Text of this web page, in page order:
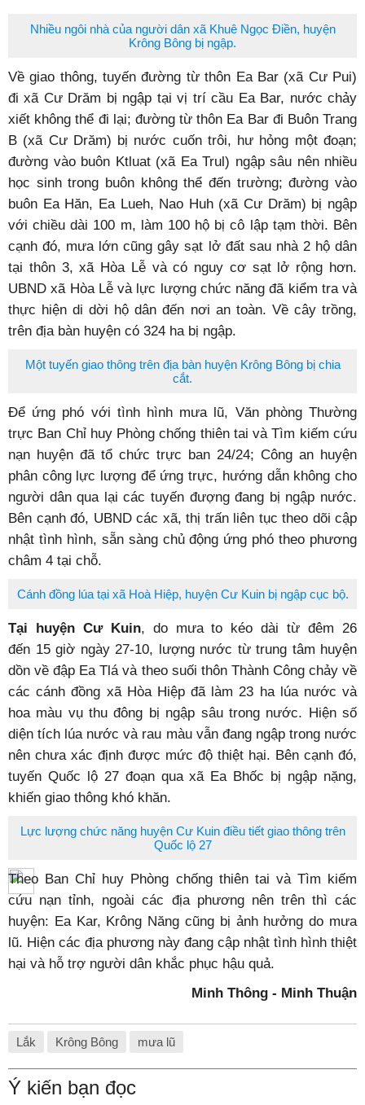
Nhiều ngôi nhà của người dân xã Khuê Ngọc Điền, huyện
Krông Bông bị ngập.
Về giao thông, tuyến đường từ thôn Ea Bar (xã Cư Pui)
đi xã Cư Drăm bị ngập tại vị trí cầu Ea Bar, nước chảy
xiết không thể đi lại; đường từ thôn Ea Bar đi Buôn Trang
B (xã Cư Drăm) bị nước cuốn trôi, hư hỏng một đoạn;
đường vào buôn Ktluat (xã Ea Trul) ngập sâu nên nhiều
học sinh trong buôn không thể đến trường; đường vào
buôn Ea Hăn, Ea Lueh, Nao Huh (xã Cư Drăm) bị ngập
với chiều dài 100 m, làm 100 hộ bị cô lập tạm thời. Bên
cạnh đó, mưa lớn cũng gây sạt lở đất sau nhà 2 hộ dân
tại thôn 3, xã Hòa Lễ và có nguy cơ sạt lở rộng hơn.
UBND xã Hòa Lễ và lực lượng chức năng đã kiểm tra và
thực hiện di dời hộ dân đến nơi an toàn. Về cây trồng,
trên địa bàn huyện có 324 ha bị ngập.
Một tuyến giao thông trên địa bàn huyện Krông Bông bị chia
cắt.
Để ứng phó với tình hình mưa lũ, Văn phòng Thường
trực Ban Chỉ huy Phòng chống thiên tai và Tìm kiếm cứu
nạn huyện đã tổ chức trực ban 24/24; Công an huyện
phân công lực lượng để ứng trực, hướng dẫn không cho
người dân qua lại các tuyến đượng đang bị ngập nước.
Bên cạnh đó, UBND các xã, thị trấn liên tục theo dõi cập
nhật tình hình, sẵn sàng chủ động ứng phó theo phương
châm 4 tại chỗ.
Cánh đồng lúa tại xã Hoà Hiệp, huyện Cư Kuin bị ngập cục bộ.
Tại huyện Cư Kuin, do mưa to kéo dài từ đêm 26
đến 15 giờ ngày 27-10, lượng nước từ trung tâm huyện
dồn về đập Ea Tlá và theo suối thôn Thành Công chảy về
các cánh đồng xã Hòa Hiệp đã làm 23 ha lúa nước và
hoa màu vụ thu đông bị ngập sâu trong nước. Hiện số
diện tích lúa nước và rau màu vẫn đang ngập trong nước
nên chưa xác định được mức độ thiệt hại. Bên cạnh đó,
tuyến Quốc lộ 27 đoạn qua xã Ea Bhốc bị ngập nặng,
khiến giao thông khó khăn.
Lực lượng chức năng huyện Cư Kuin điều tiết giao thông trên
Quốc lộ 27
Theo Ban Chỉ huy Phòng chống thiên tai và Tìm kiếm
cứu nạn tỉnh, ngoài các địa phương nên trên thì các
huyện: Ea Kar, Krông Năng cũng bị ảnh hưởng do mưa
lũ. Hiện các địa phương này đang cập nhật tình hình thiệt
hại và hỗ trợ người dân khắc phục hậu quả.
Minh Thông - Minh Thuận
Lắk Krông Bông mưa lũ
Ý kiến bạn đọc